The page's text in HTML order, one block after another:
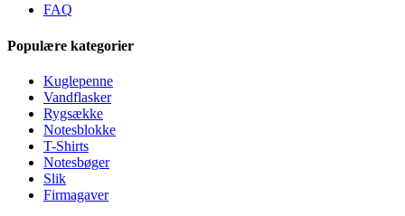
FAQ
Populære kategorier
Kuglepenne
Vandflasker
Rygsække
Notesblokke
T-Shirts
Notesbøger
Slik
Firmagaver